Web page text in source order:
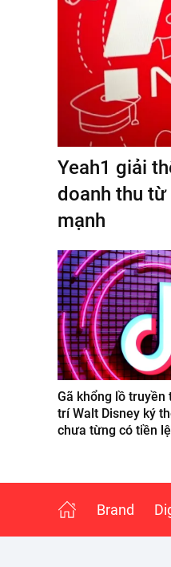
Yeah1 giải
doanh thu
mạnh
Gã khổng lồ truyền
trí Walt Disney ký
chưa từng có tiền
Brand